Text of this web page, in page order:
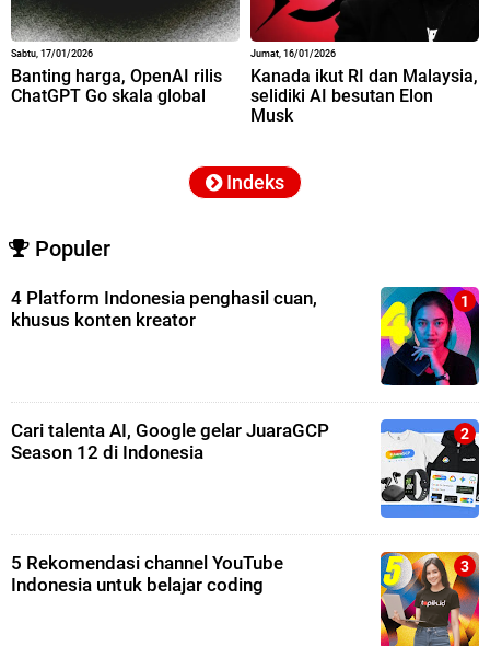
Sabtu, 17/01/2026
Banting harga, OpenAI rilis
ChatGPT Go skala global
Jumat, 16/01/2026
Kanada ikut RI dan Malaysia,
selidiki AI besutan Elon
Musk
Indeks
Populer
4 Platform Indonesia penghasil cuan,
khusus konten kreator
Cari talenta AI, Google gelar JuaraGCP
Season 12 di Indonesia
5 Rekomendasi channel YouTube
Indonesia untuk belajar coding